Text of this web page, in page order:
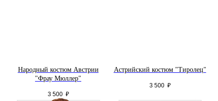
Народный костюм Австрии
"Фрау Мюллер"
3 500 ₽
Астрийский костюм "Тиролец"
3 500 ₽